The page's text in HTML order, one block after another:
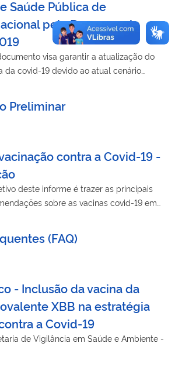
Dental Association, Center for Disease
National Health Service – NHS. Além
informações de banco de dados como
Lilacs e Biblioteca Virtual de Saúde
Saúde Pública de
pela Doença pelo
visa garantir a atualização do
da covid-19 devido ao atual cenário
Preliminar
contra a Covid-19 -
deste informe é trazer as principais
(FAQ)
- Inclusão da vacina da
XBB na estratégia
a Covid-19
de Vigilância em Saúde e Ambiente -